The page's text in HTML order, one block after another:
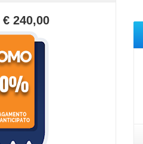
240,00